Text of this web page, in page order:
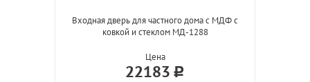
Входная дверь для частного дома с МДФ с
ковкой и стеклом МД-1288
Цена
22183